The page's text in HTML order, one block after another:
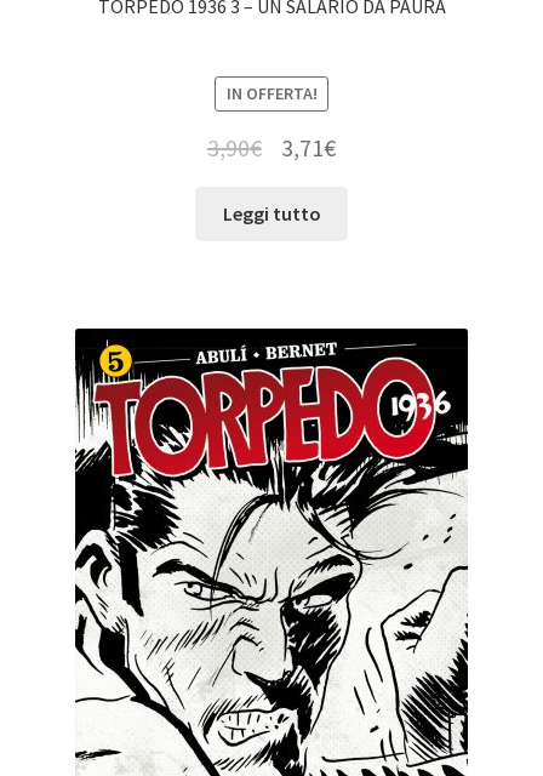
TORPEDO 1936 3 – UN SALARIO DA PAURA
IN OFFERTA!
3,90€ 3,71€
Leggi tutto